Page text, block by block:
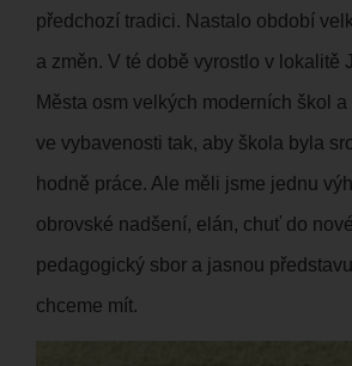
předchozí tradici. Nastalo období
a změn. V té době vyrostlo v lokalitě
Města osm velkých moderních škol
ve vybavenosti tak, aby škola byla
hodně práce. Ale měli jsme jednu
obrovské nadšení, elán, chuť do
pedagogický sbor a jasnou
chceme mít.